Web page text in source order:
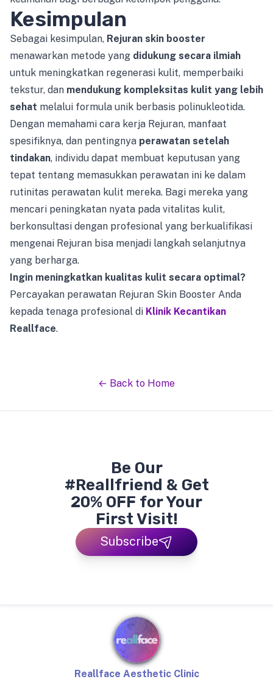
Kesimpulan
Sebagai kesimpulan, Rejuran skin booster
menawarkan metode yang didukung secara ilmiah
untuk meningkatkan regenerasi kulit, memperbaiki
tekstur, dan mendukung kompleksitas kulit yang lebih
sehat melalui formula unik berbasis polinukleotida.
Dengan memahami cara kerja Rejuran, manfaat
spesifiknya, dan pentingnya perawatan setelah
tindakan, individu dapat membuat keputusan yang
tepat tentang memasukkan perawatan ini ke dalam
rutinitas perawatan kulit mereka. Bagi mereka yang
mencari peningkatan nyata pada vitalitas kulit,
berkonsultasi dengan profesional yang berkualifikasi
mengenai Rejuran bisa menjadi langkah selanjutnya
yang berharga.
Ingin meningkatkan kualitas kulit secara optimal?
Percayakan perawatan Rejuran Skin Booster Anda
kepada tenaga profesional di Klinik Kecantikan
Reallface.
← Back to Home
Be Our
#Reallfriend & Get
20% OFF for Your
First Visit!
Subscribe
Reallface Aesthetic Clinic